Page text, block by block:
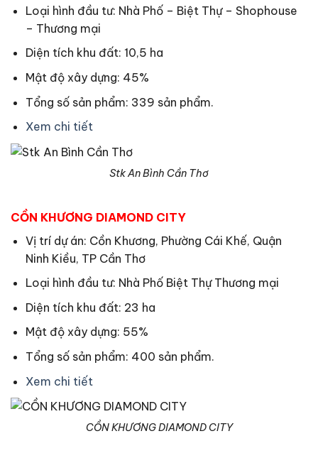
Loại hình đầu tư: Nhà Phố – Biệt Thự – Shophouse
– Thương mại
Diện tích khu đất: 10,5 ha
Mật độ xây dựng: 45%
Tổng số sản phẩm: 339 sản phẩm.
Xem chi tiết
Stk An Bình Cần Thơ
CỒN KHƯƠNG DIAMOND CITY
Vị trí dự án: Cồn Khương, Phường Cái Khế, Quận
Ninh Kiều, TP Cần Thơ
Loại hình đầu tư: Nhà Phố Biệt Thự Thương mại
Diện tích khu đất: 23 ha
Mật độ xây dựng: 55%
Tổng số sản phẩm: 400 sản phẩm.
Xem chi tiết
CỒN KHƯƠNG DIAMOND CITY